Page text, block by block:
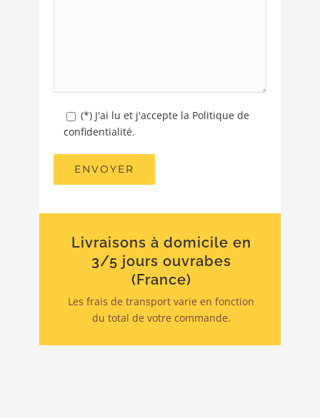
(*) J'ai lu et j'accepte la Politique de
confidentialité.
Livraisons à domicile en
3/5 jours ouvrabes
(France)
Les frais de transport varie en fonction
du total de votre commande.